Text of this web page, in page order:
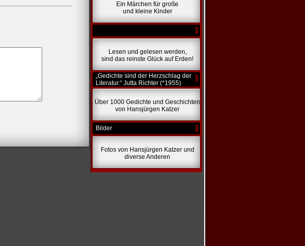
Ein Märchen für große
und kleine Kinder
Lesen und gelesen werden,
sind das reinste Glück auf Erden!
„Gedichte sind der Herzschlag der
Literatur.“ Jutta Richter (*1955)
Über 1000 Gedichte und Geschichten
von Hansjürgen Katzer
Bilder
Fotos von Hansjürgen Katzer und
diverse Anderen